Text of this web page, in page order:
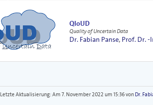
QloUD
Quality of Uncertain Data
Dr. Fabian Panse, Prof. Dr.
Letzte Aktualisierung:Am 7. November 2022 um 15:36 von Dr.